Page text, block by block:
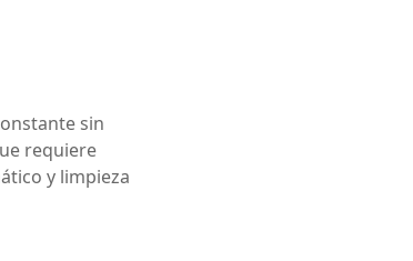
sin
requiere
y limpieza